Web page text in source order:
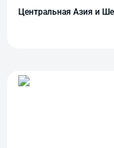
Центральная Азия и